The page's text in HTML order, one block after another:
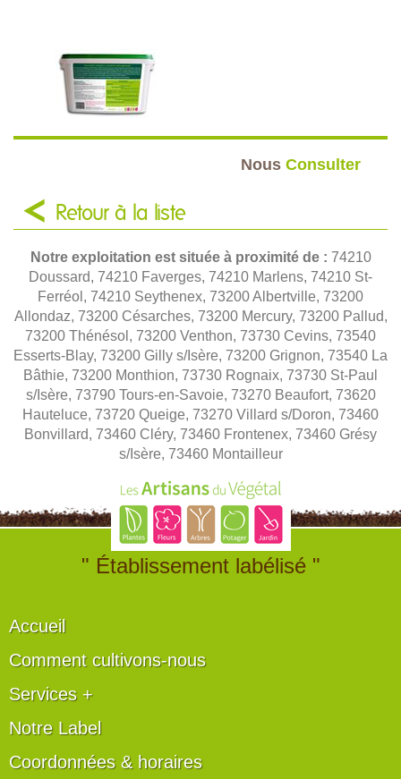
Nous Consulter
Retour à la liste
Notre exploitation est située à proximité de : 74210
Doussard, 74210 Faverges, 74210 Marlens, 74210 St-
Ferréol, 74210 Seythenex, 73200 Albertville, 73200
Allondaz, 73200 Césarches, 73200 Mercury, 73200 Pallud,
73200 Thénésol, 73200 Venthon, 73730 Cevins, 73540
Esserts-Blay, 73200 Gilly s/Isère, 73200 Grignon, 73540 La
Bâthie, 73200 Monthion, 73730 Rognaix, 73730 St-Paul
s/Isère, 73790 Tours-en-Savoie, 73270 Beaufort, 73620
Hauteluce, 73720 Queige, 73270 Villard s/Doron, 73460
Bonvillard, 73460 Cléry, 73460 Frontenex, 73460 Grésy
s/Isère, 73460 Montailleur
" Établissement labélisé "
Accueil
Comment cultivons-nous
Services +
Notre Label
Coordonnées & horaires